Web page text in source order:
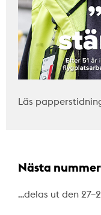
Läs
Nästa
…delas ut den